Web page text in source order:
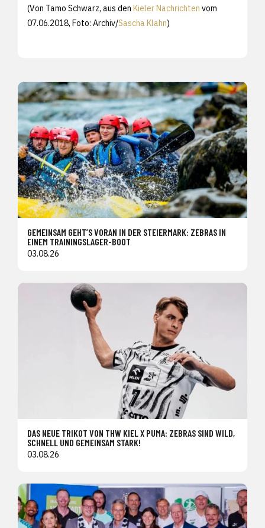
(Von Tamo Schwarz, aus den Kieler Nachrichten vom
07.06.2018, Foto: Archiv/Sascha Klahn)
GEMEINSAM GEHT’S VORAN IN DER STEIERMARK: ZEBRAS IN
EINEM TRAININGSLAGER-BOOT
03.08.26
DAS NEUE TRIKOT VON THW KIEL X PUMA: ZEBRAS SIND WILD,
SCHNELL UND GEMEINSAM STARK!
03.08.26